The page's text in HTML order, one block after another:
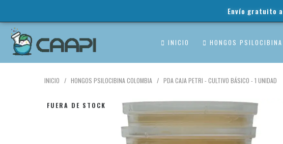
Envío gratuito
INICIO HONGOS PSILOCIBINA
INICIO HONGOS PSILOCIBINA COLOMBIA PDA CAJA PETRI - CULTIVO BÁSICO - 1 UNIDAD
FUERA DE STOCK